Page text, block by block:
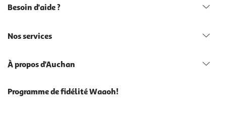
Besoin d'aide ?
Nos services
À propos d'Auchan
Programme de fidélité Waaoh!